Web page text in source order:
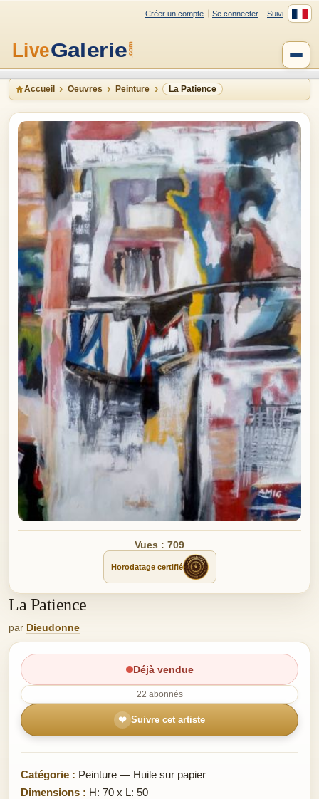
Créer un compte Se connecter Suivi
Accueil Oeuvres Peinture La Patience
Vues : 709
Horodatage certifié
La Patience
par Dieudonne
Déjà vendue
22 abonnés
❤ Suivre cet artiste
Catégorie : Peinture — Huile sur papier
Dimensions : H: 70 x L: 50